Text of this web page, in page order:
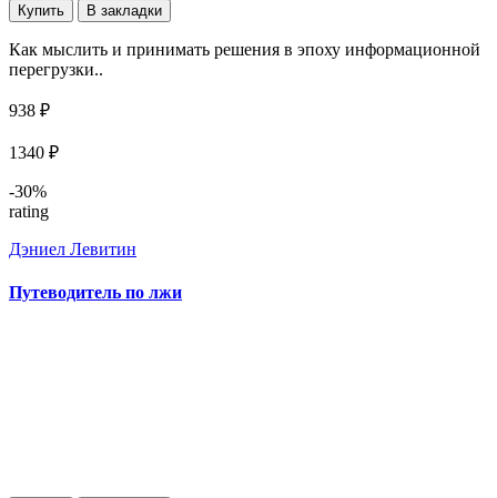
Купить В закладки
Как мыслить и принимать решения в эпоху информационной
перегрузки..
938 ₽
1340 ₽
-30%
rating
Дэниел Левитин
Путеводитель по лжи